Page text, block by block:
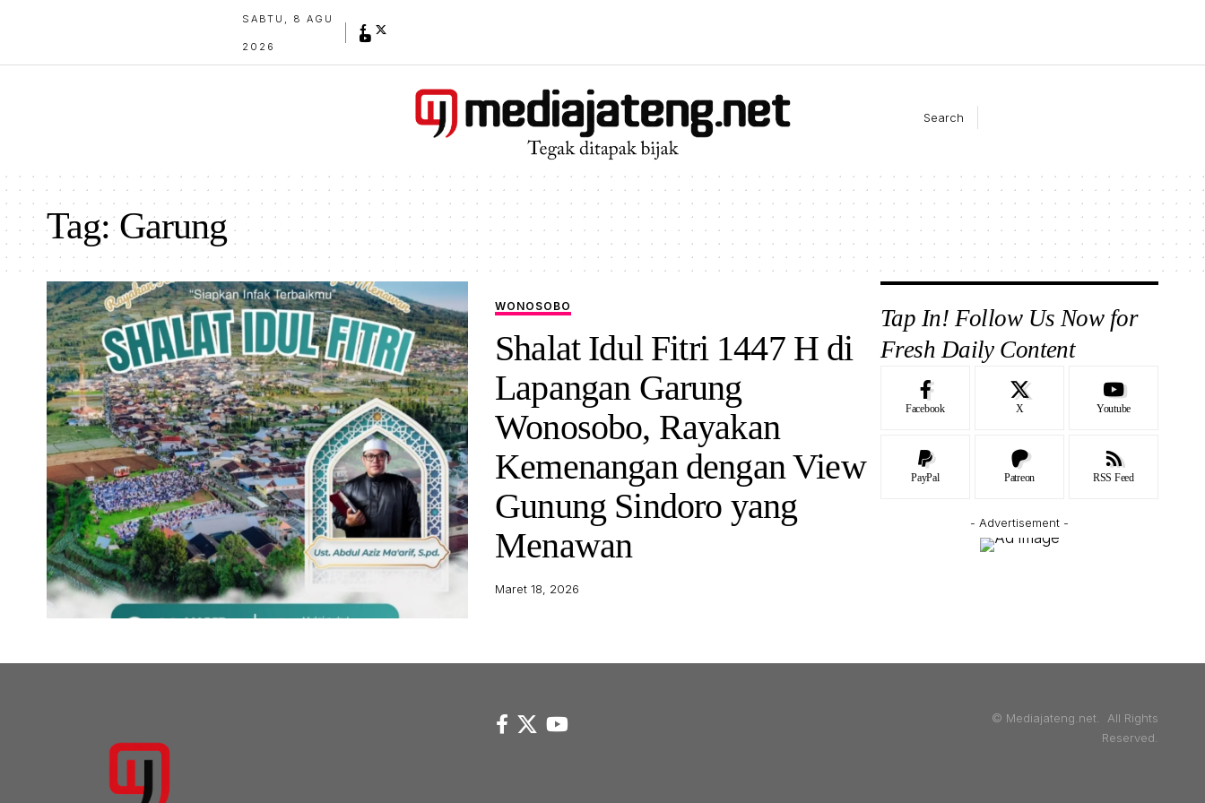
SABTU, 8 AGU
2026
Search
Tag:Garung
WONOSOBO
‎Shalat Idul Fitri 1447 H di
Lapangan Garung
Wonosobo, Rayakan
Kemenangan dengan View
Gunung Sindoro yang
Menawan
Maret 18, 2026
Tap In! Follow Us Now for
Fresh Daily Content
Facebook X Youtube
PayPal Patreon RSS Feed
- Advertisement -
© Mediajateng.net. All Rights
Reserved.